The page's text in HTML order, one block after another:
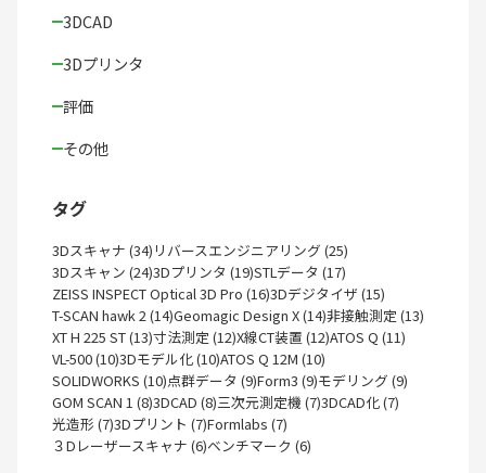
3DCAD
3Dプリンタ
評価
その他
タグ
3Dスキャナ (34) リバースエンジニアリング (25)
3Dスキャン (24)3Dプリンタ (19)STLデータ (17)
ZEISS INSPECT Optical 3D Pro (16)3Dデジタイザ (15)
T-SCAN hawk 2 (14)Geomagic Design X (14)非接触測定 (13)
XT H 225 ST (13)寸法測定 (12)X線CT装置 (12)ATOS Q (11)
VL-500 (10)3Dモデル化 (10)ATOS Q 12M (10)
SOLIDWORKS (10)点群データ (9)Form3 (9)モデリング (9)
GOM SCAN 1 (8)3DCAD (8)三次元測定機 (7)3DCAD化 (7)
光造形 (7)3Dプリント (7)Formlabs (7)
３Dレーザースキャナ (6)ベンチマーク (6)